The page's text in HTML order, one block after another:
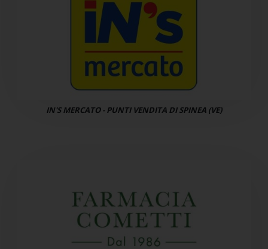
IN'S MERCATO - PUNTI VENDITA DI SPINEA (VE)